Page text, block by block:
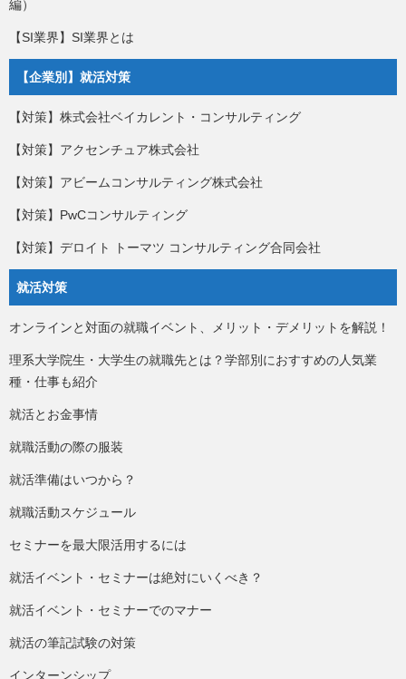
編）
【SI業界】SI業界とは
【企業別】就活対策
【対策】株式会社ベイカレント・コンサルティング
【対策】アクセンチュア株式会社
【対策】アビームコンサルティング株式会社
【対策】PwCコンサルティング
【対策】デロイト トーマツ コンサルティング合同会社
就活対策
オンラインと対面の就職イベント、メリット・デメリットを解説！
理系大学院生・大学生の就職先とは？学部別におすすめの人気業
種・仕事も紹介
就活とお金事情
就職活動の際の服装
就活準備はいつから？
就職活動スケジュール
セミナーを最大限活用するには
就活イベント・セミナーは絶対にいくべき？
就活イベント・セミナーでのマナー
就活の筆記試験の対策
インターンシップ